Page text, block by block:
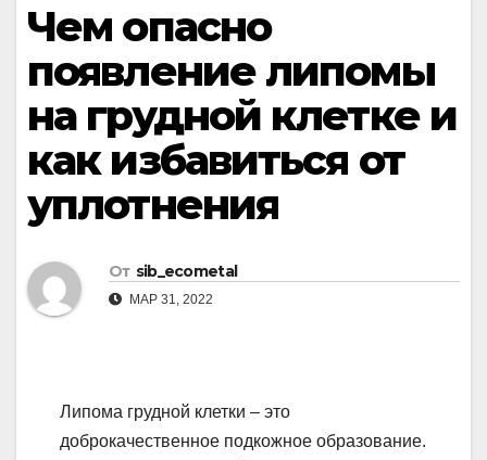
Чем опасно
появление липомы
на грудной клетке и
как избавиться от
уплотнения
От sib_ecometal
МАР 31, 2022
Липома грудной клетки – это
доброкачественное подкожное образование.